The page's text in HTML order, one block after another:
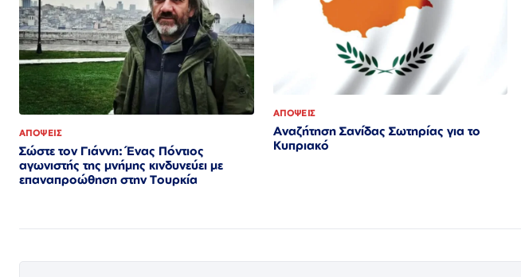
ΑΠΟΨΕΙΣ
Σώστε τον Γιάννη: Ένας Πόντιος
αγωνιστής της μνήμης κινδυνεύει με
επαναπροώθηση στην Τουρκία
ΑΠΟΨΕΙΣ
Αναζήτηση Σανίδας Σωτηρίας για το
Κυπριακό